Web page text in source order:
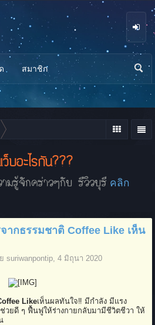
ว็บอะไรกัน???
มรู้จักคร่าวๆกับ รีวิวบุรี คลิก
ากธรรมชาติ Coffee Like เห็น
suriwanpontip, 4 มิถุนา 2020
Likeเห็นผลทันใจ‼️ มีกำลัง มีแรง
วยดี ๆ ฟื้นฟูให้ร่างกายกลับมามีชีวิตชีวา ให้
สมาชิก
นห
า